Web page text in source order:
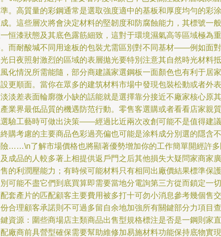
。高質量的彩鋼通常是選取強度適中的基板和厚度均勻的彩涂
。這些層次將會決定材料的堅韌度和防腐蝕能力，其標號一般
恒漆狀態及其底色露筋細致，這對于環境濕氣高等區域極為重
而耐酸堿不同用途板的包裝尤需區別對不同基材——例如面對
日夜照射激烈的區域的表層拋光要特別注意其自然時光材料抵
化情況所需能隨，部分商建議家選鋼板一面顏色也有利于居家
更順面。當你在眾多的建筑材料市場中發現包裝松動或者外表
淡差表面輪廓微小缺的話能就是選擇靠分接近不廠家核心原其
業界最低品質的機遇防范行動。零售客選購或者看看店家親質
驗工藝時可做出決策——經過比近兩次改創可能不是值得建議
購考慮的主要商品色彩過亮偏也可能是涂料成分別選的隱含不
……\n了解市場價格也將顯著優勢增加你的工作簡單開經許
成品的人較多著上相提供返戶門之后其他損失大疑問家商家廣
的利潤壓能力；有時候可能材料只有相同出廠價結果標準保護
可能不盡它們到底買算即需要當地分電詢第三方從而鎖定一切
套產片的匹配顧客主要費用被多打十可勿小消息參考幾個售交
合理顧客承諾則不可過多留自余地加強所有關鍵部分力項目查
資源：圍些商場店主類商品出售型規格標注是否是一鋼則家直
廠商前具營型確保需要幫助維修加易施材料功能保持底物實現